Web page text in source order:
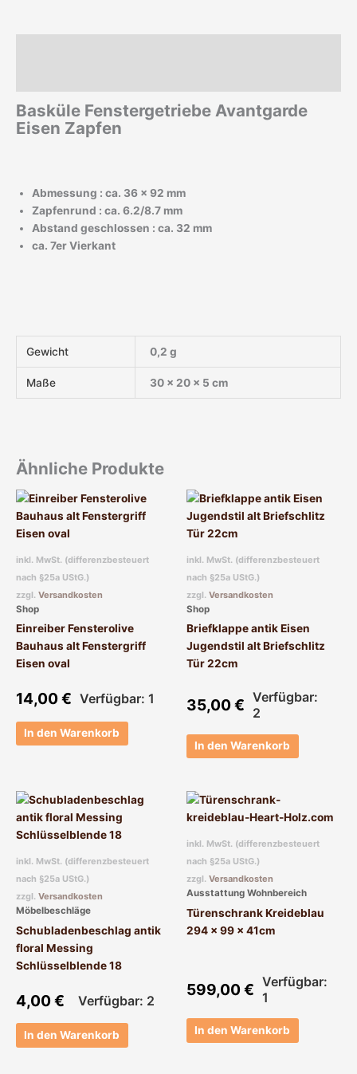
Basküle Fenstergetriebe Avantgarde
Eisen Zapfen
Abmessung : ca. 36 x 92 mm
Zapfenrund : ca. 6.2/8.7 mm
Abstand geschlossen : ca. 32 mm
ca. 7er Vierkant
Gewicht 0,2 g
Maße 30 × 20 × 5 cm
Ähnliche Produkte
inkl. MwSt. (differenzbesteuert
nach §25a UStG.)
zzgl. Versandkosten
Shop
Einreiber Fensterolive
Bauhaus alt Fenstergriff
Eisen oval
14,00€ Verfügbar: 1
In den Warenkorb
inkl. MwSt. (differenzbesteuert
nach §25a UStG.)
zzgl. Versandkosten
Shop
Briefklappe antik Eisen
Jugendstil alt Briefschlitz
Tür 22cm
35,00€ Verfügbar:
2
In den Warenkorb
inkl. MwSt. (differenzbesteuert
nach §25a UStG.)
zzgl. Versandkosten
Möbelbeschläge
Schubladenbeschlag antik
floral Messing
Schlüsselblende 18
4,00€ Verfügbar: 2
In den Warenkorb
inkl. MwSt. (differenzbesteuert
nach §25a UStG.)
zzgl. Versandkosten
Ausstattung Wohnbereich
Türenschrank Kreideblau
294 x 99 x 41cm
599,00€ Verfügbar:
1
In den Warenkorb